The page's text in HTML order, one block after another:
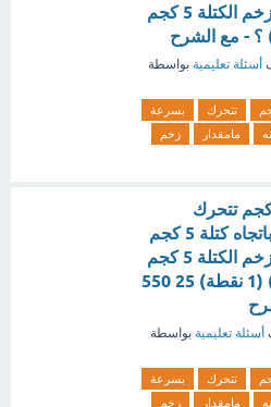
ساكنه , مامقدار زخم الكتلة 5 كجم
- مع الشرح
أسئلة تعليمية بواسطة
تتحرك
بسرعة
مامقدار
زخم
مقدارها 10 كجم تتحرك
بسرعة 55 م/ث باتجاه كتلة 5 كجم
ساكنه , مامقدار زخم الكتلة 5 كجم
:(ب كجم . م/ث ) (1 نقطة) 25 550
أسئلة تعليمية بواسطة
تتحرك
بسرعة
مامقدار
زخم